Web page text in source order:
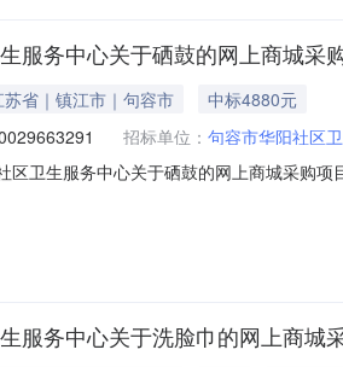
服务中心关于硒鼓的网上商城采
苏省｜镇江市｜句容市
中标4880元
招标单位： 句容市华阳社区
区卫生服务中心关于硒鼓的网上商城采购
目所在行政区划名称:江苏省镇江市句容市
服务中心关于洗脸巾的网上商城